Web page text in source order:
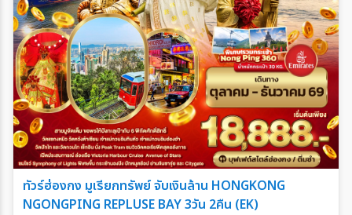
ทัวร์ฮ่องกง มูเรียกทรัพย์ จับเงินล้าน HONGKONG
NGONGPING REPLUSE BAY 3วัน 2คืน (EK)